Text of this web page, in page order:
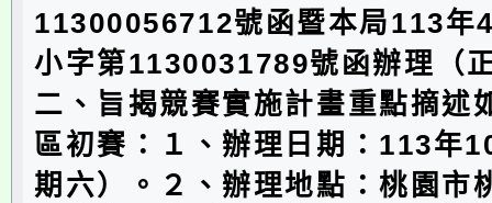
11300056712號函暨本局113年
小字第1130031789號函辦理（
二、旨揭競賽實施計畫重點摘述
區初賽：１、辦理日期：113年
期六）。２、辦理地點：桃園市